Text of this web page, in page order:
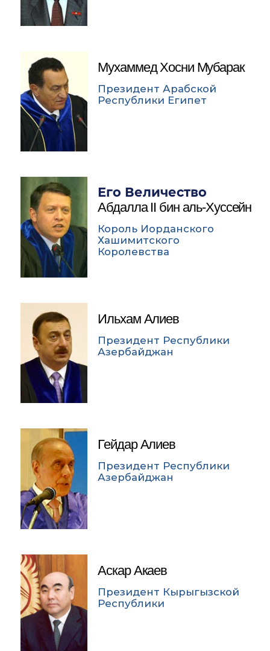
Мухаммед Хосни Мубарак
Президент Арабской
Республики Египет
Его Величество
Абдалла II бин аль-Хуссейн
Король Иорданского
Хашимитского
Королевства
Ильхам Алиев
Президент Республики
Азербайджан
Гейдар Алиев
Президент Республики
Азербайджан
Аскар Акаев
Президент Кырыгызской
Республики